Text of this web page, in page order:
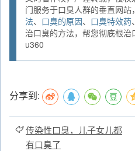
门服务于口臭人群的垂直网站
法、 口臭的原因、 口臭特效药、
治口臭的方法，帮您彻底根
u360
分享到:
传染性口臭，儿子女儿都
有口臭了